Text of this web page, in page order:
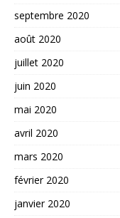
septembre 2020
août 2020
juillet 2020
juin 2020
mai 2020
avril 2020
mars 2020
février 2020
janvier 2020